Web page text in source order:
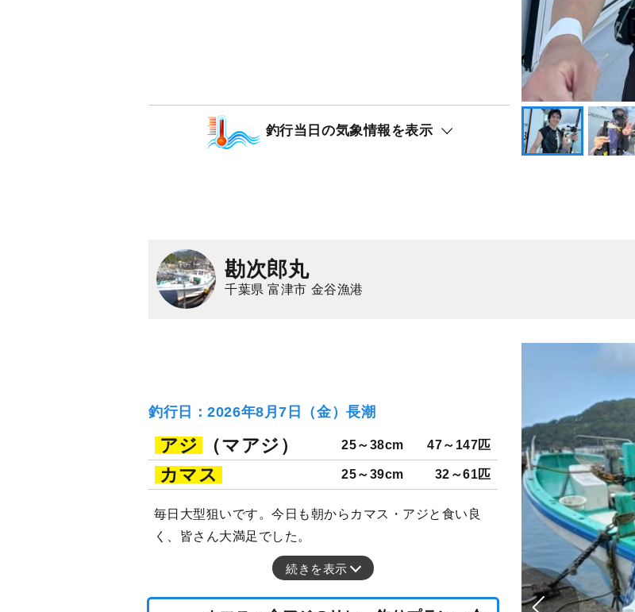
釣行当日の気象情報を表示
勘次郎丸
千葉県 富津市 金谷漁港
釣行日：2026年8月7日（金）長潮
アジ （マアジ） 25～38cm 47～147匹
カマス 25～39cm 32～61匹
毎日大型狙いです。今日も朝からカマス・アジと食い良
く、皆さん大満足でした。
続きを表示